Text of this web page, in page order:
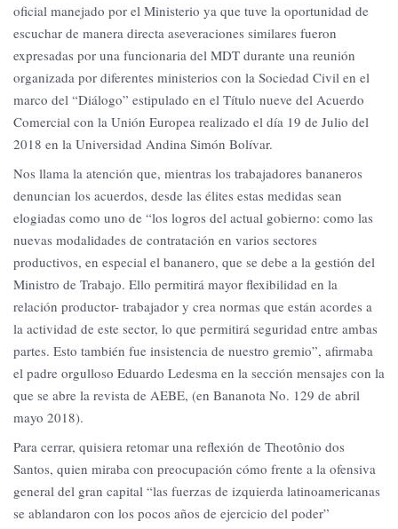
oficial manejado por el Ministerio ya que tuve la oportunidad de
escuchar de manera directa aseveraciones similares fueron
expresadas por una funcionaria del MDT durante una reunión
organizada por diferentes ministerios con la Sociedad Civil en el
marco del “Diálogo” estipulado en el Título nueve del Acuerdo
Comercial con la Unión Europea realizado el día 19 de Julio del
2018 en la Universidad Andina Simón Bolívar.
Nos llama la atención que, mientras los trabajadores bananeros
denuncian los acuerdos, desde las élites estas medidas sean
elogiadas como uno de “los logros del actual gobierno: como las
nuevas modalidades de contratación en varios sectores
productivos, en especial el bananero, que se debe a la gestión del
Ministro de Trabajo. Ello permitirá mayor flexibilidad en la
relación productor- trabajador y crea normas que están acordes a
la actividad de este sector, lo que permitirá seguridad entre ambas
partes. Esto también fue insistencia de nuestro gremio”, afirmaba
el padre orgulloso Eduardo Ledesma en la sección mensajes con la
que se abre la revista de AEBE, (en Bananota No. 129 de abril
mayo 2018).
Para cerrar, quisiera retomar una reflexión de Theotônio dos
Santos, quien miraba con preocupación cómo frente a la ofensiva
general del gran capital “las fuerzas de izquierda latinoamericanas
se ablandaron con los pocos años de ejercicio del poder”